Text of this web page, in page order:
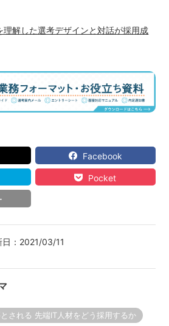
理解した選考デザインと対話が採用成
Facebook
Pocket
： 2021/03/11
される 先端IT人材をどう採用するか